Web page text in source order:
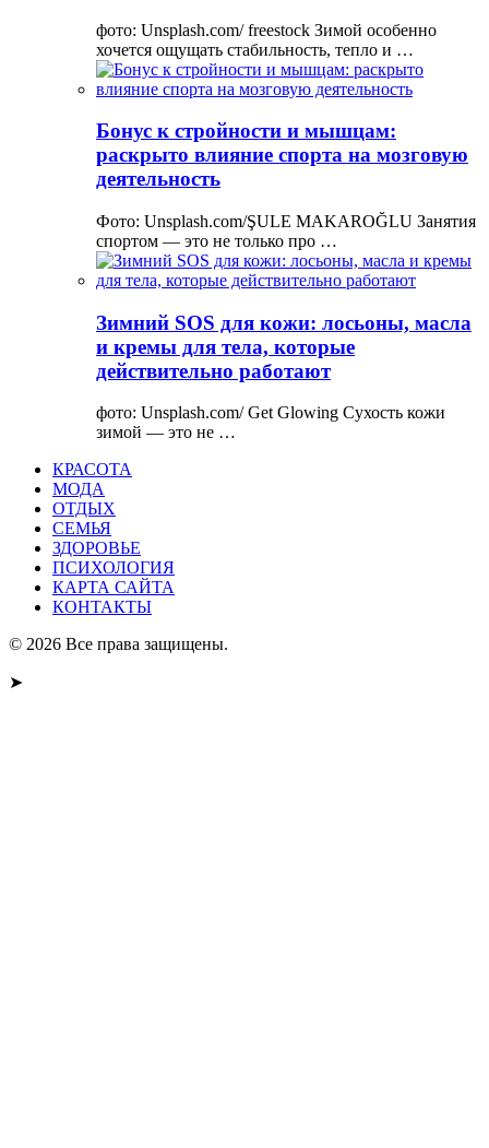
фото: Unsplash.com/ freestock Зимой особенно
хочется ощущать стабильность, тепло и …
Бонус к стройности и мышцам:
раскрыто влияние спорта на мозговую
деятельность
Фото: Unsplash.com/ŞULE MAKAROĞLU Занятия
спортом — это не только про …
Зимний SOS для кожи: лосьоны, масла
и кремы для тела, которые
действительно работают
фото: Unsplash.com/ Get Glowing Сухость кожи
зимой — это не …
КРАСОТА
МОДА
ОТДЫХ
СЕМЬЯ
ЗДОРОВЬЕ
ПСИХОЛОГИЯ
КАРТА САЙТА
КОНТАКТЫ
© 2026 Все права защищены.
➤